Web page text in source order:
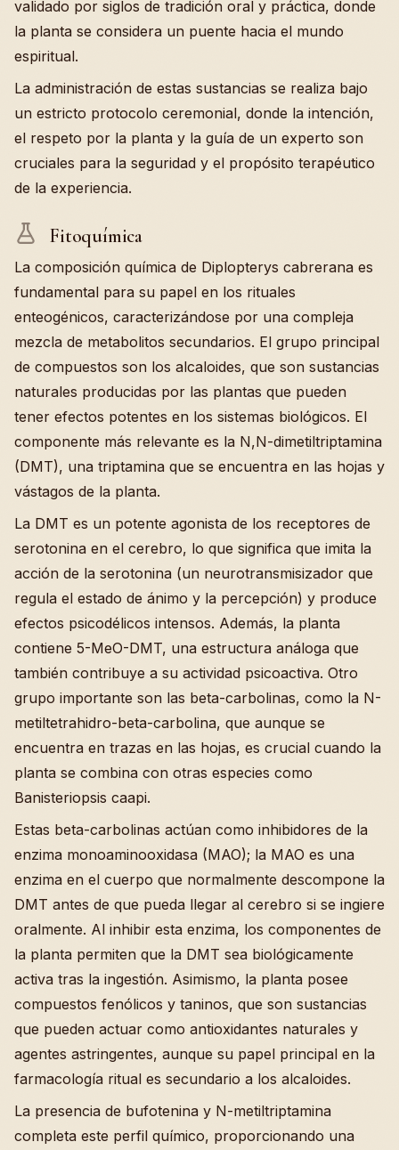
validado por siglos de tradición oral y práctica, donde
la planta se considera un puente hacia el mundo
espiritual.
La administración de estas sustancias se realiza bajo
un estricto protocolo ceremonial, donde la intención,
el respeto por la planta y la guía de un experto son
cruciales para la seguridad y el propósito terapéutico
de la experiencia.
Fitoquímica
La composición química de Diplopterys cabrerana es
fundamental para su papel en los rituales
enteogénicos, caracterizándose por una compleja
mezcla de metabolitos secundarios. El grupo principal
de compuestos son los alcaloides, que son sustancias
naturales producidas por las plantas que pueden
tener efectos potentes en los sistemas biológicos. El
componente más relevante es la N,N-dimetiltriptamina
(DMT), una triptamina que se encuentra en las hojas y
vástagos de la planta.
La DMT es un potente agonista de los receptores de
serotonina en el cerebro, lo que significa que imita la
acción de la serotonina (un neurotransmisizador que
regula el estado de ánimo y la percepción) y produce
efectos psicodélicos intensos. Además, la planta
contiene 5-MeO-DMT, una estructura análoga que
también contribuye a su actividad psicoactiva. Otro
grupo importante son las beta-carbolinas, como la N-
metiltetrahidro-beta-carbolina, que aunque se
encuentra en trazas en las hojas, es crucial cuando la
planta se combina con otras especies como
Banisteriopsis caapi.
Estas beta-carbolinas actúan como inhibidores de la
enzima monoaminooxidasa (MAO); la MAO es una
enzima en el cuerpo que normalmente descompone la
DMT antes de que pueda llegar al cerebro si se ingiere
oralmente. Al inhibir esta enzima, los componentes de
la planta permiten que la DMT sea biológicamente
activa tras la ingestión. Asimismo, la planta posee
compuestos fenólicos y taninos, que son sustancias
que pueden actuar como antioxidantes naturales y
agentes astringentes, aunque su papel principal en la
farmacología ritual es secundario a los alcaloides.
La presencia de bufotenina y N-metiltriptamina
completa este perfil químico, proporcionando una